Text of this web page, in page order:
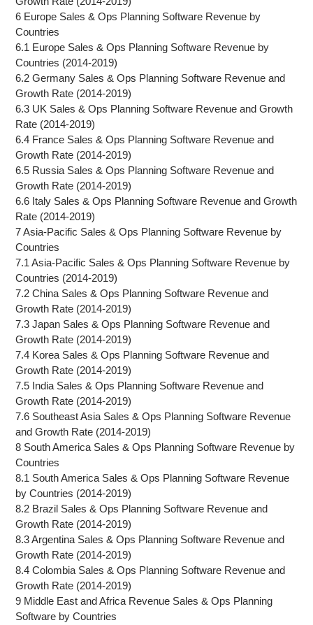
6 Europe Sales & Ops Planning Software Revenue by
Countries
6.1 Europe Sales & Ops Planning Software Revenue by
Countries (2014-2019)
6.2 Germany Sales & Ops Planning Software Revenue and
Growth Rate (2014-2019)
6.3 UK Sales & Ops Planning Software Revenue and Growth
Rate (2014-2019)
6.4 France Sales & Ops Planning Software Revenue and
Growth Rate (2014-2019)
6.5 Russia Sales & Ops Planning Software Revenue and
Growth Rate (2014-2019)
6.6 Italy Sales & Ops Planning Software Revenue and Growth
Rate (2014-2019)
7 Asia-Pacific Sales & Ops Planning Software Revenue by
Countries
7.1 Asia-Pacific Sales & Ops Planning Software Revenue by
Countries (2014-2019)
7.2 China Sales & Ops Planning Software Revenue and
Growth Rate (2014-2019)
7.3 Japan Sales & Ops Planning Software Revenue and
Growth Rate (2014-2019)
7.4 Korea Sales & Ops Planning Software Revenue and
Growth Rate (2014-2019)
7.5 India Sales & Ops Planning Software Revenue and
Growth Rate (2014-2019)
7.6 Southeast Asia Sales & Ops Planning Software Revenue
and Growth Rate (2014-2019)
8 South America Sales & Ops Planning Software Revenue by
Countries
8.1 South America Sales & Ops Planning Software Revenue
by Countries (2014-2019)
8.2 Brazil Sales & Ops Planning Software Revenue and
Growth Rate (2014-2019)
8.3 Argentina Sales & Ops Planning Software Revenue and
Growth Rate (2014-2019)
8.4 Colombia Sales & Ops Planning Software Revenue and
Growth Rate (2014-2019)
9 Middle East and Africa Revenue Sales & Ops Planning
Software by Countries